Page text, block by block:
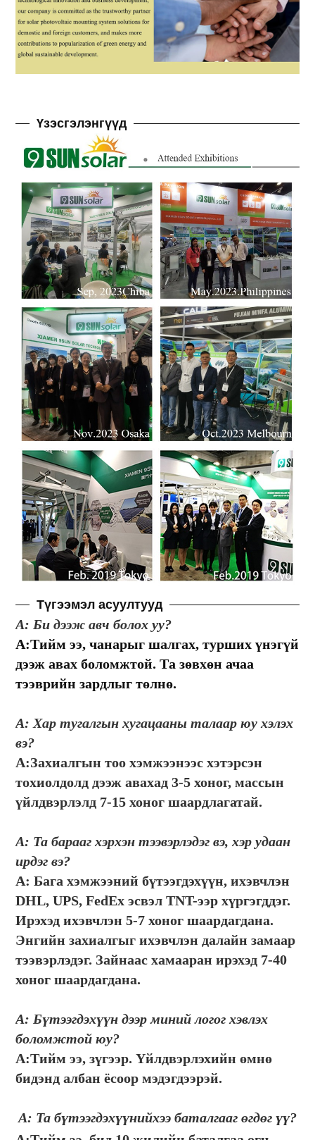
Үзэсгэлэнгүүд
Түгээмэл асуултууд
А: Би дээж авч болох уу?
А:Тийм ээ, чанарыг шалгах, турших үнэгүй
дээж авах боломжтой. Та зөвхөн ачаа
тээврийн зардлыг төлнө.
А: Хар тугалгын хугацааны талаар юу хэлэх
вэ?
А:Захиалгын тоо хэмжээнээс хэтэрсэн
тохиолдолд дээж авахад 3-5 хоног, массын
үйлдвэрлэлд 7-15 хоног шаардлагатай.
А: Та барааг хэрхэн тээвэрлэдэг вэ, хэр удаан
ирдэг вэ?
А: Бага хэмжээний бүтээгдэхүүн, ихэвчлэн
DHL, UPS, FedEx эсвэл TNT-ээр хүргэгддэг.
Ирэхэд ихэвчлэн 5-7 хоног шаардагдана.
Энгийн захиалгыг ихэвчлэн далайн замаар
тээвэрлэдэг. Зайнаас хамааран ирэхэд 7-40
хоног шаардагдана.
А: Бүтээгдэхүүн дээр миний логог хэвлэх
боломжтой юу?
А:Тийм ээ, зүгээр. Үйлдвэрлэхийн өмнө
бидэнд албан ёсоор мэдэгдээрэй.
А: Та бүтээгдэхүүнийхээ баталгааг өгдөг үү?